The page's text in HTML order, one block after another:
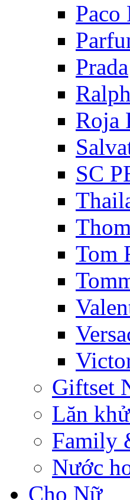
Paco
Prada
Roja
SC
Tom
Giftset
Lăn
Family
Nước
Cho Nữ